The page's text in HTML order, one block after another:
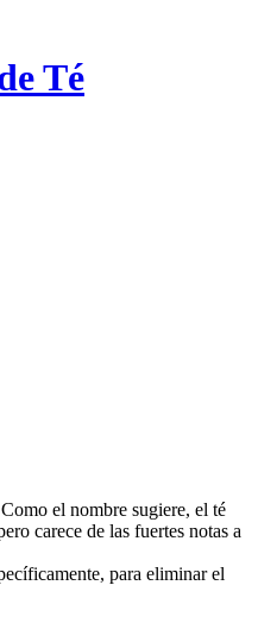
Té
el nombre sugiere, el té
carece de las fuertes notas a
para eliminar el